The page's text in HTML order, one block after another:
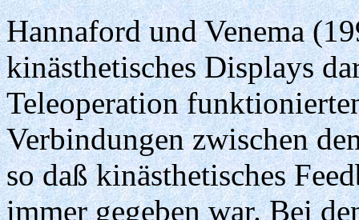
Hannaford und Venema
kinästhetisches Displays
Teleoperation
Verbindungen zwischen
so daß kinästhetisches
immer gegeben war. Bei